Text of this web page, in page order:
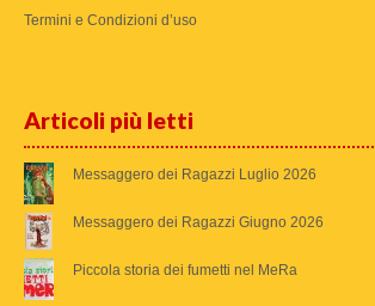
Termini e Condizioni d’uso
Articoli più letti
Messaggero dei Ragazzi Luglio 2026
Messaggero dei Ragazzi Giugno 2026
Piccola storia dei fumetti nel MeRa